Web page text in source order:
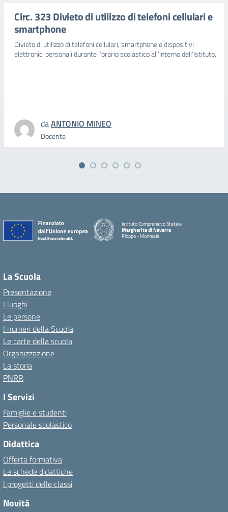
Circ. 323 Divieto di utilizzo di telefoni cellulari e
smartphone
Divieto di utilizzo di telefoni cellulari, smartphone e dispositivi
elettronici personali durante l’orario scolastico all’interno dell’Istituto.
daANTONIO MINEO
Docente
Istituto Comprensivo Statale
Margherita di Navarra
Pioppo - Monreale
La Scuola
Presentazione
I luoghi
Le persone
I numeri della Scuola
Le carte della scuola
Organizzazione
La storia
PNRR
I Servizi
Famiglie e studenti
Personale scolastico
Didattica
Offerta formativa
Le schede didattiche
I progetti delle classi
Novità